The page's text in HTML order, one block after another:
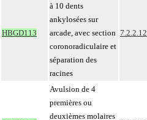
HBGD113
à 10 dents
ankylosées sur
arcade, avec section
coronoradiculaire et
séparation des
racines
7.2.2.12
Avulsion de 4
premières ou
deuxièmes molaires